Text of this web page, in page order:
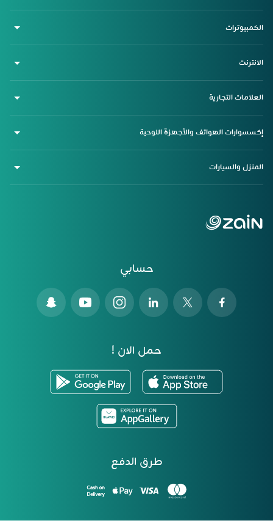
حسابي
حمل الان !
طرق الدفع
الكمبيوترات
الانترنت
العلامات التجارية
إكسسوارات الهواتف والأجهزة اللوحية
المنزل والسيارات